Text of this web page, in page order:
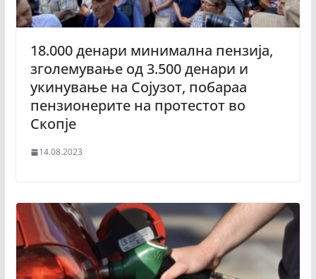
18.000 денари минимална пензија,
зголемување од 3.500 денари и
укинување на Сојузот, побараа
пензионерите на протестот во
Скопје
14.08.2023